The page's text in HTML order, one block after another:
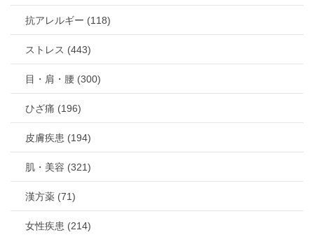
抗アレルギー (118)
ストレス (443)
目・肩・腰 (300)
ひざ痛 (196)
皮膚疾患 (194)
肌・美容 (321)
漢方薬 (71)
女性疾患 (214)